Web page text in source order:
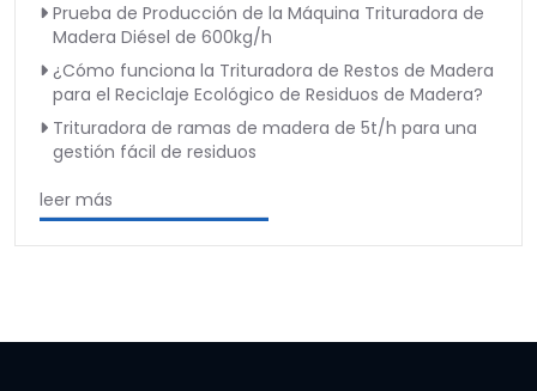
Prueba de Producción de la Máquina Trituradora de
Madera Diésel de 600kg/h
¿Cómo funciona la Trituradora de Restos de Madera
para el Reciclaje Ecológico de Residuos de Madera?
Trituradora de ramas de madera de 5t/h para una
gestión fácil de residuos
leer más